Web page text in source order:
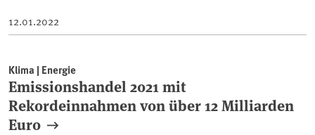
12.01.2022
Klima | Energie
Emissionshandel 2021 mit
Rekordeinnahmen von über 12 Milliarden
Euro